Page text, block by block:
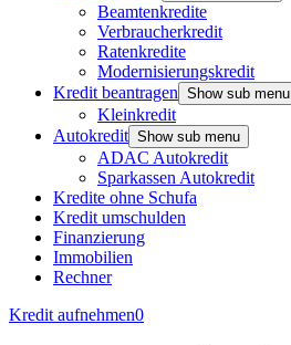
Beamtenkredite
Verbraucherkredit
Ratenkredite
Modernisierungskredit
Kredit beantragen Show sub menu
Kleinkredit
Autokredit Show sub menu
ADAC Autokredit
Sparkassen Autokredit
Kredite ohne Schufa
Kredit umschulden
Finanzierung
Immobilien
Rechner
Kredit aufnehmen0